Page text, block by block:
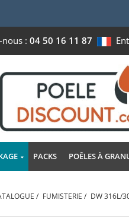
: 04 50 16 11 87
PACKS POÊLES À
/ FUMISTERIE / DW 316L/